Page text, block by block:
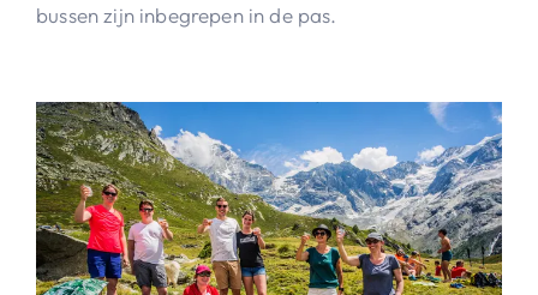
bussen zijn inbegrepen in de pas.